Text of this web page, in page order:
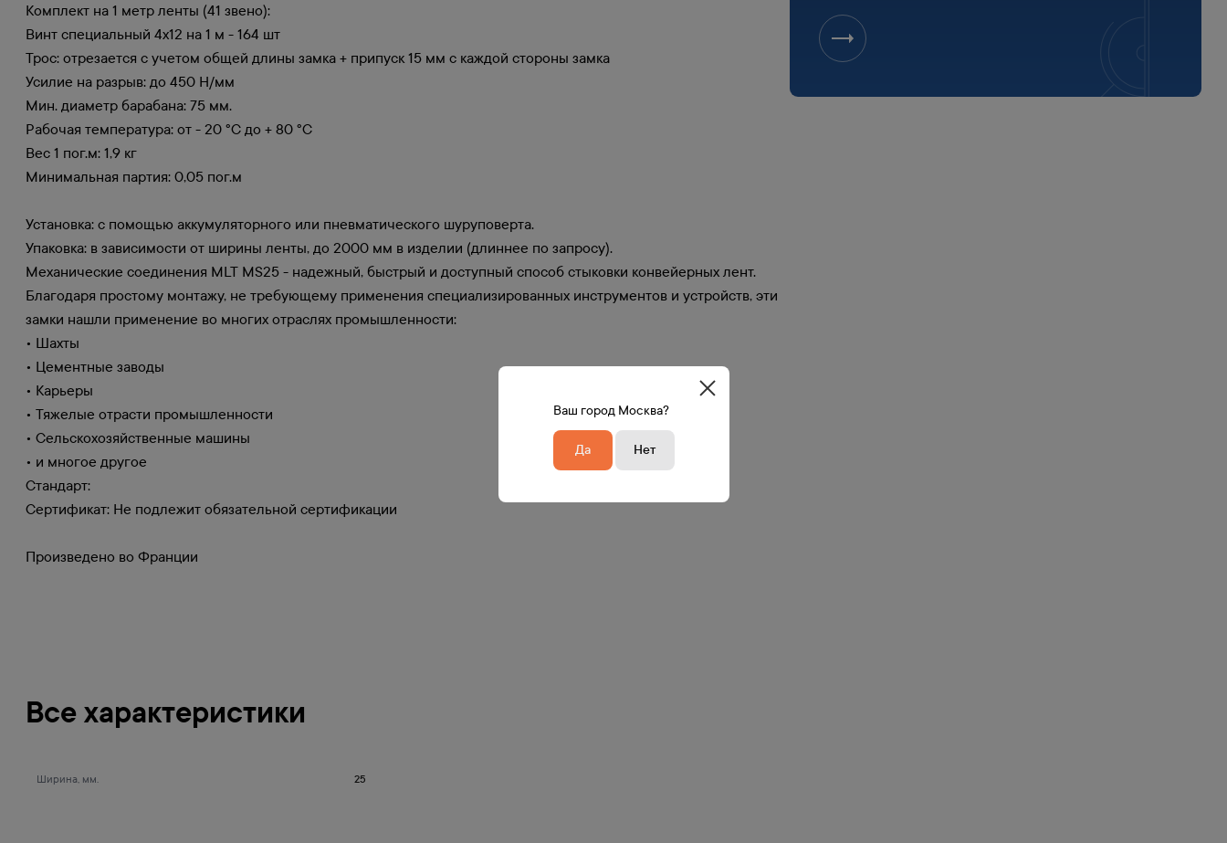
Комплект на 1 метр ленты (41 звено):
Винт специальный 4х12 на 1 м - 164 шт
Трос: отрезается с учетом общей длины замка + припуск 15 мм с каждой стороны замка
Усилие на разрыв: до 450 Н/мм
Мин. диаметр барабана: 75 мм.
Рабочая температура: от - 20 °C до + 80 °C
Вес 1 пог.м: 1,9 кг
Минимальная партия: 0,05 пог.м
Установка: с помощью аккумуляторного или пневматического шуруповерта.
Упаковка: в зависимости от ширины ленты, до 2000 мм в изделии (длиннее по запросу).
Механические соединения MLT MS25 - надежный, быстрый и доступный способ стыковки конвейерных лент.
Благодаря простому монтажу, не требующему применения специализированных инструментов и устройств, эти
замки нашли применение во многих отраслях промышленности:
• Шахты
• Цементные заводы
• Карьеры
• Тяжелые отрасти промышленности
• Сельскохозяйственные машины
• и многое другое
Стандарт:
Сертификат: Не подлежит обязательной сертификации
Произведено во Франции
Все характеристики
Ширина, мм. 25
Ваш город Москва?
Да Нет